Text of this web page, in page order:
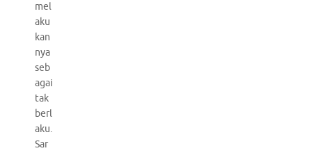
mel
aku
kan
nya
seb
agai
tak
berl
aku.
Sar